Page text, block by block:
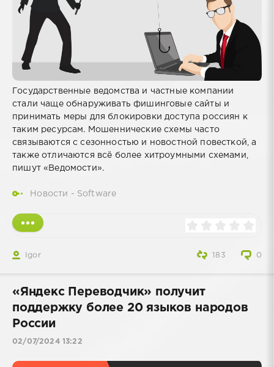
Государственные ведомства и частные компании
стали чаще обнаруживать фишинговые сайты и
принимать меры для блокировки доступа россиян к
таким ресурсам. Мошеннические схемы часто
связываются с сезонностью и новостной повесткой, а
также отличаются всё более хитроумными схемами,
пишут «Ведомости».
Новости - Software
Igor 0
183
«Яндекс Переводчик» получит
поддержку более 20 языков народов
России
02/07/2024 13:22